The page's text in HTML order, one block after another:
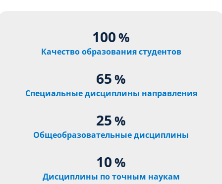
100%
Качество образования студентов
65%
Специальные дисциплины направления
25%
Общеобразовательные дисциплины
10%
Дисциплины по точным наукам